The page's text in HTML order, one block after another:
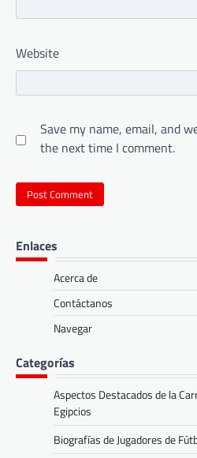
Website
Save my name, email, and
the next time I comment.
Enlaces
Acerca de
Contáctanos
Navegar
Categorías
Aspectos Destacados de la
Egipcios
Biografías de Jugadores de